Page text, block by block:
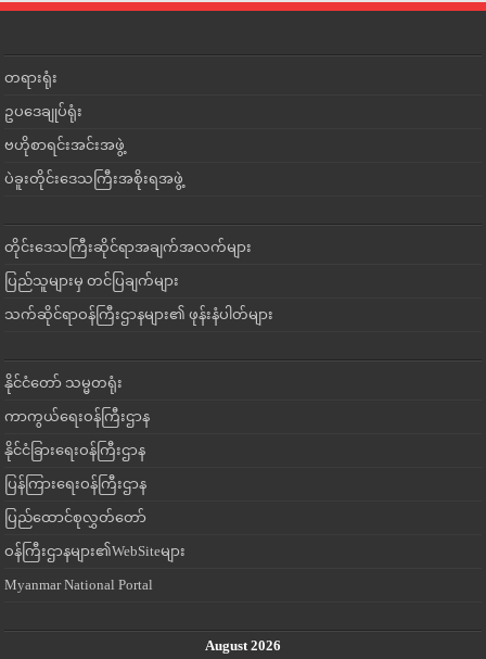
တရားရုံး
ဥပဒေချုပ်ရုံး
ဗဟိုစာရင်းအင်းအဖွဲ့
ပဲခူးတိုင်းဒေသကြီးအစိုးရအဖွဲ့
တိုင်းဒေသကြီးဆိုင်ရာအချက်အလက်များ
ပြည်သူများမှ တင်ပြချက်များ
သက်ဆိုင်ရာဝန်ကြီးဌာနများ၏ ဖုန်းနံပါတ်များ
နိုင်ငံတော် သမ္မတရုံး
ကာကွယ်ရေးဝန်ကြီးဌာန
နိုင်ငံခြားရေးဝန်ကြီးဌာန
ပြန်ကြားရေးဝန်ကြီးဌာန
ပြည်ထောင်စုလွှတ်တော်
ဝန်ကြီးဌာနများ၏WebSiteများ
Myanmar National Portal
August 2026